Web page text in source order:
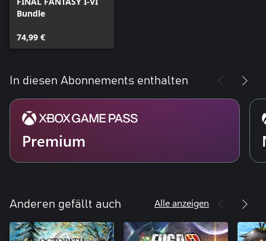
Bundle
74,99 €
In diesen Abonnements enthalten
Premium
Anderen gefällt auch Alle anzeigen